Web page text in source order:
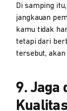
Di samping
jangkauan
kamu tidak
tetapi dari
tersebut,
9. Jaga
Kualitas